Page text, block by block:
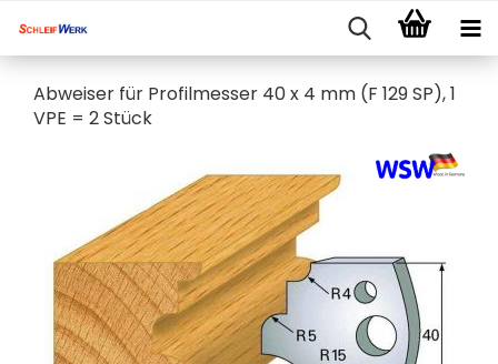
Abweiser für Profilmesser 40 x 4 mm (F 129 SP), 1
VPE = 2 Stück